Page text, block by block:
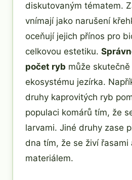
diskutovaným tématem.
vnímají jako narušení
oceňují jejich přínos pro
celkovou estetiku.
počet ryb může
ekosystému jezírka.
druhy kaprovitých ryb
populaci komárů tím, že
larvami. Jiné druhy zase
dna tím, že se živí řasami
materiálem.